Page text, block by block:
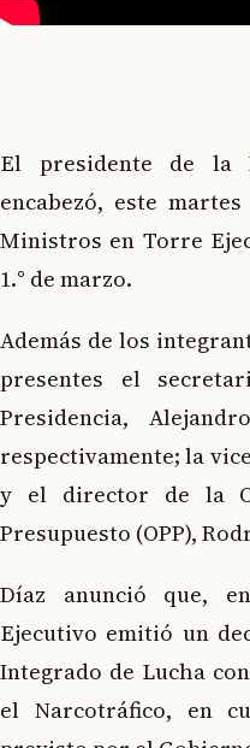
El presidente de la
encabezó, este
Ministros en Torre
1.° de marzo.
Además de los
presentes el
Presidencia,
respectivamente; la
y el director de la
Presupuesto (OPP),
Díaz anunció que,
Ejecutivo emitió un
Integrado de Lucha
el Narcotráfico, en